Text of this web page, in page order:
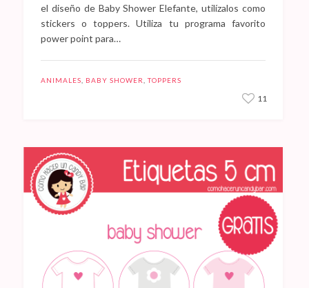
el diseño de Baby Shower Elefante, utilízalos como
stickers o toppers. Utiliza tu programa favorito
power point para…
ANIMALES BABY SHOWER ,TOPPERS
11